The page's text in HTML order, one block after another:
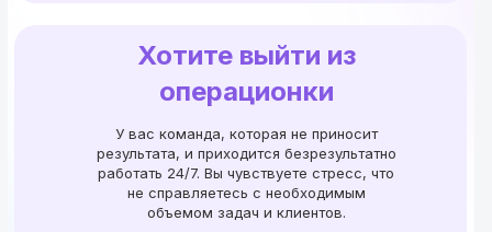
У вас команда, которая не приносит
результата, и приходится безрезультатно
работать 24/7. Вы чувствуете стресс, что
не справляетесь с необходимым
объемом задач и клиентов.
Хотите выйти из
операционки